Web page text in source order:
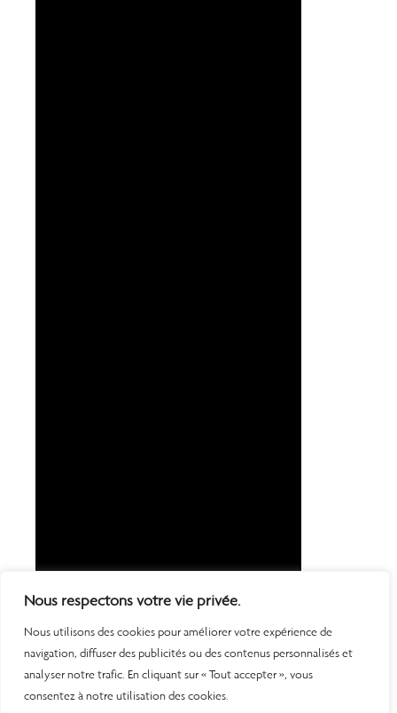
Nous respectons votre vie privée.
Nous utilisons des cookies pour améliorer votre expérience de
navigation, diffuser des publicités ou des contenus personnalisés et
analyser notre trafic. En cliquant sur « Tout accepter », vous
consentez à notre utilisation des cookies.